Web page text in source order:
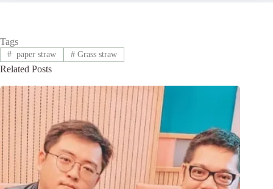
Tags
#paper straw #Grass straw
Related Posts